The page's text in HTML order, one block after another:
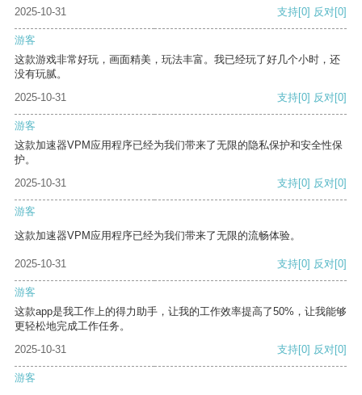
2025-10-31
支持[0] 反对[0]
游客
这款游戏非常好玩，画面精美，玩法丰富。我已经玩了好几个小时，还
没有玩腻。
2025-10-31
支持[0] 反对[0]
游客
这款加速器VPM应用程序已经为我们带来了无限的隐私保护和安全性保
护。
2025-10-31
支持[0] 反对[0]
游客
这款加速器VPM应用程序已经为我们带来了无限的流畅体验。
2025-10-31 支持[0] 反对[0]
游客
这款app是我工作上的得力助手，让我的工作效率提高了50%，让我能够
更轻松地完成工作任务。
2025-10-31
支持[0] 反对[0]
游客